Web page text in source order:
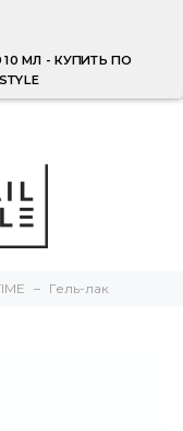
10 МЛ - КУПИТЬ ПО
Гель-лак